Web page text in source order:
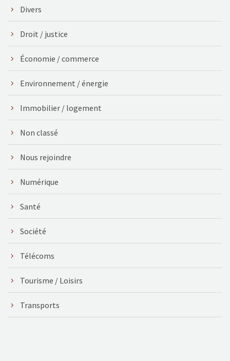
Divers
Droit / justice
Économie / commerce
Environnement / énergie
Immobilier / logement
Non classé
Nous rejoindre
Numérique
Santé
Société
Télécoms
Tourisme / Loisirs
Transports